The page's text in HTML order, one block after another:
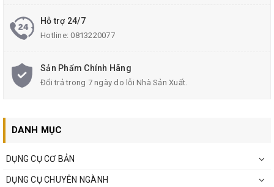
Hỗ trợ 24/7
Hotline:0813220077
Sản Phẩm Chính Hãng
Đổi trả trong 7 ngày do lỗi Nhà Sản Xuất.
DANH MỤC
DỤNG CỤ CƠ BẢN
DỤNG CỤ CHUYÊN NGÀNH